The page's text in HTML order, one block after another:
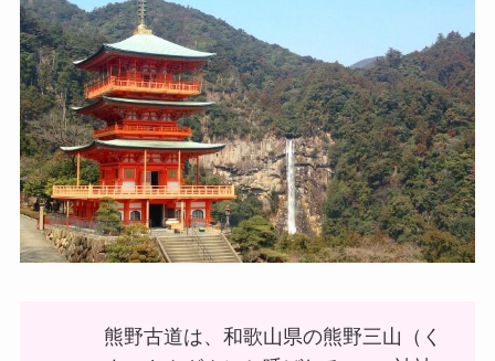
熊野古道は、和歌山県の熊野三山（く